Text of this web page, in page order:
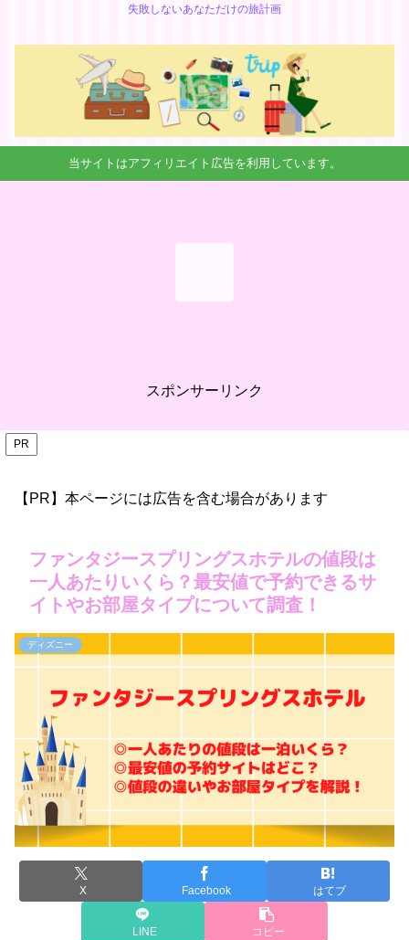
失敗しないあなただけの旅計画
当サイトはアフィリエイト広告を利用しています。
スポンサーリンク
PR
【PR】本ページには広告を含む場合があります
ファンタジースプリングスホテルの値段は
一人あたりいくら？最安値で予約できるサ
イトやお部屋タイプについて調査！
ディズニー
X Facebook はてブ
LINE コピー